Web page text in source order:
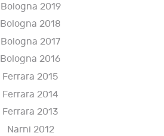
Bologna 2019
Bologna 2018
Bologna 2017
Bologna 2016
Ferrara 2015
Ferrara 2014
Ferrara 2013
Narni 2012